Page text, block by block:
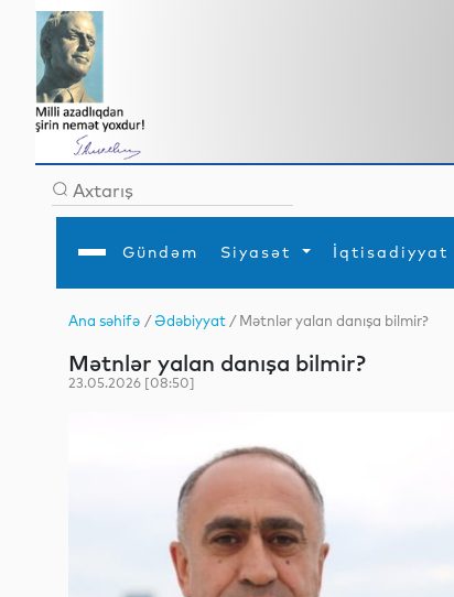
Gündəm Siyasət İqtisadiyyat
Gündəm
İqtisadiyyat
MEDİA
Xarici siyasət
Ana səhifə /Ədəbiyyat / Mətnlər yalan danışa bilmir?
Mətnlər yalan danışa bilmir?
23.05.2026 [08:50]